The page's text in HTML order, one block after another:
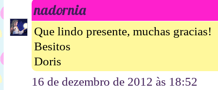
nadornia
Que lindo presente, muchas gracias!
Besitos
Doris
16 de dezembro de 2012 às 18:52